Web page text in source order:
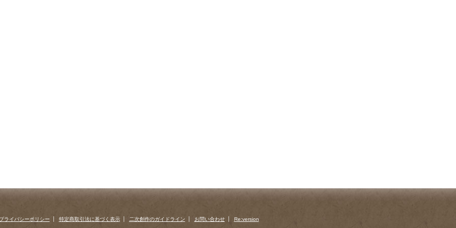
ライバシーポリシー 特定商取引法に基づく表示 二次創作のガイドライン お問い合わせ Re:version